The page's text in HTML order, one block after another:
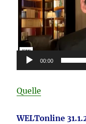
00:00
Quelle
WELTonline